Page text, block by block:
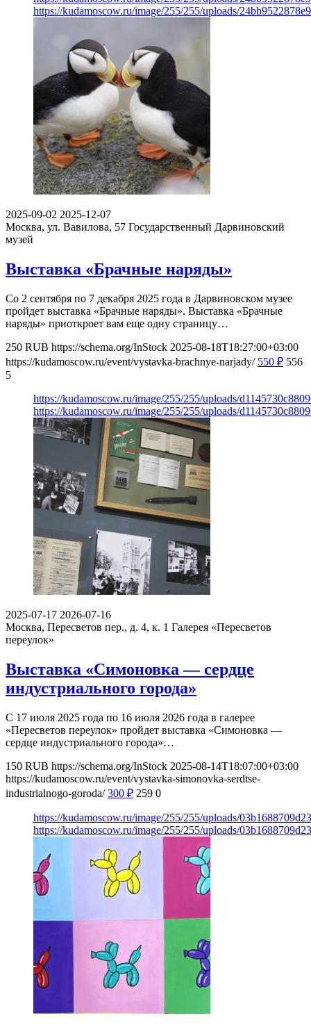
https://kudamoscow.ru/image/255/255/uploads/
2025-09-02 2025-12-07
Москва, ул. Вавилова, 57 Государственный Дарвиновский
музей
Выставка «Брачные наряды»
Со 2 сентября по 7 декабря 2025 года в Дарвиновском музее
пройдет выставка «Брачные наряды». Выставка «Брачные
наряды» приоткроет вам еще одну страницу…
250 RUB https://schema.org/InStock 2025-08-18T18:27:00+03:00
https://kudamoscow.ru/event/vystavka-brachnye-narjady/ 550 ₽ 556
5
https://kudamoscow.ru/image/255/255/uploads/
https://kudamoscow.ru/image/255/255/uploads/
2025-07-17 2026-07-16
Москва, Пересветов пер., д. 4, к. 1 Галерея «Пересветов
переулок»
Выставка «Симоновка — сердце
индустриального города»
С 17 июля 2025 года по 16 июля 2026 года в галерее
«Пересветов переулок» пройдет выставка «Симоновка —
сердце индустриального города»…
150 RUB https://schema.org/InStock 2025-08-14T18:07:00+03:00
https://kudamoscow.ru/event/vystavka-simonovka-serdtse-
industrialnogo-goroda/ 300 ₽ 259 0
https://kudamoscow.ru/image/255/255/uploads/
https://kudamoscow.ru/image/255/255/uploads/